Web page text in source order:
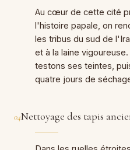
Au cœur de cette cité
l'histoire papale, on
les tribus du sud de
et à la laine
testons ses teintes,
quatre jours de
04Nettoyage des tapis